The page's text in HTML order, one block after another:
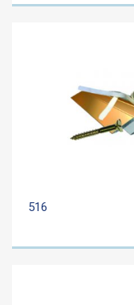
516